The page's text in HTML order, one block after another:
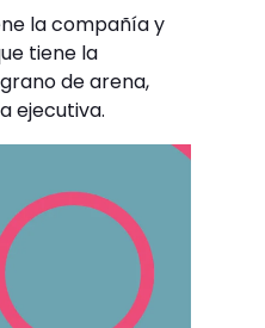
la compañía y
tiene la
de arena,
ejecutiva.